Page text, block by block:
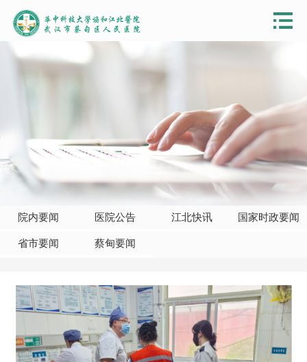
院内要闻 医院公告 江北快讯 国家时政要闻
省市要闻 蔡甸要闻